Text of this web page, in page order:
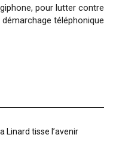
pour lutter contre
démarchage téléphonique
Linard tisse l’avenir